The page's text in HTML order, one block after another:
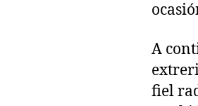
A
fiel